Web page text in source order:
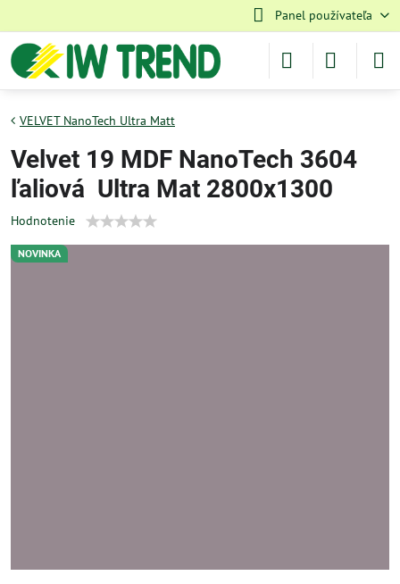
Panel používateľa
NOVINKA
VELVET NanoTech Ultra Matt
Velvet 19 MDF NanoTech 3604
ľaliová Ultra Mat 2800x1300
Hodnotenie